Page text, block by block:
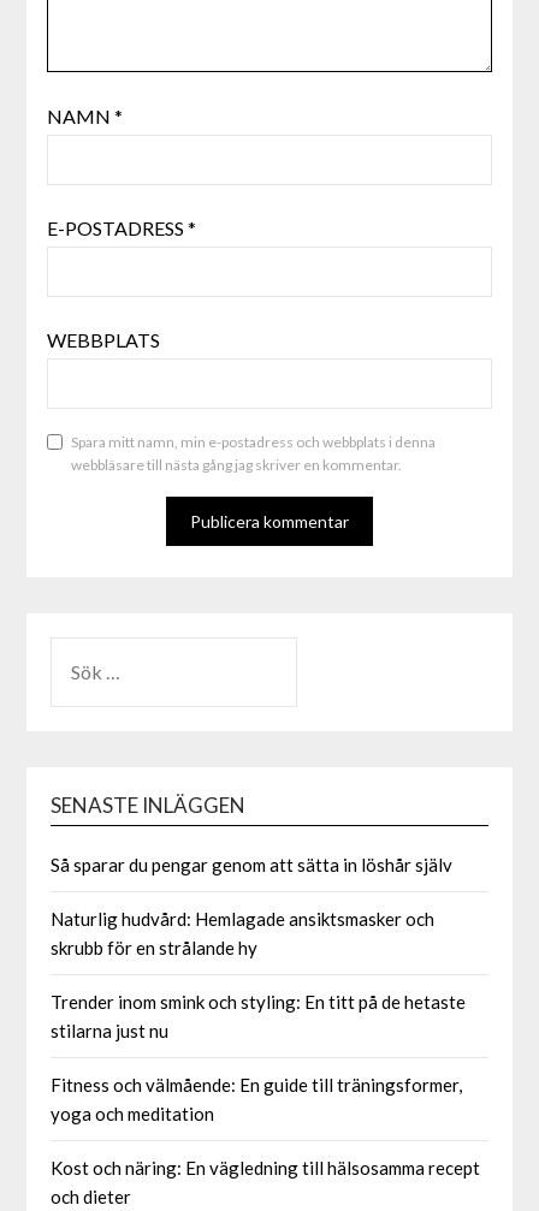
NAMN *
E-POSTADRESS *
WEBBPLATS
Spara mitt namn, min e-postadress och webbplats i denna
webbläsare till nästa gång jag skriver en kommentar.
SENASTE INLÄGGEN
Så sparar du pengar genom att sätta in löshår själv
Naturlig hudvård: Hemlagade ansiktsmasker och
skrubb för en strålande hy
Trender inom smink och styling: En titt på de hetaste
stilarna just nu
Fitness och välmående: En guide till träningsformer,
yoga och meditation
Kost och näring: En vägledning till hälsosamma recept
och dieter